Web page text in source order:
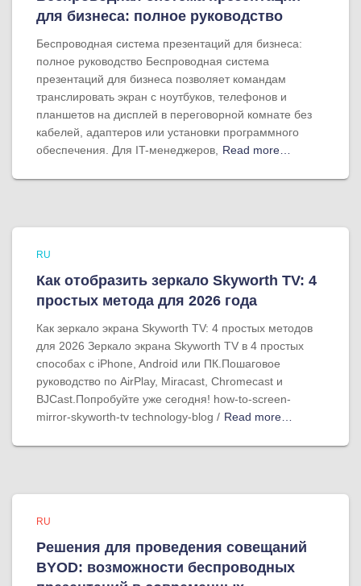
для бизнеса: полное руководство
Беспроводная система презентаций для бизнеса:
полное руководство Беспроводная система
презентаций для бизнеса позволяет командам
транслировать экран с ноутбуков, телефонов и
планшетов на дисплей в переговорной комнате без
кабелей, адаптеров или установки программного
обеспечения. Для IT-менеджеров,
Read more…
RU
Как отобразить зеркало Skyworth TV: 4
простых метода для 2026 года
Как зеркало экрана Skyworth TV: 4 простых методов
для 2026 Зеркало экрана Skyworth TV в 4 простых
способах с iPhone, Android или ПК.Пошаговое
руководство по AirPlay, Miracast, Chromecast и
BJCast.Попробуйте уже сегодня! how-to-screen-
mirror-skyworth-tv technology-blog / Read more…
RU
Решения для проведения совещаний
BYOD: возможности беспроводных